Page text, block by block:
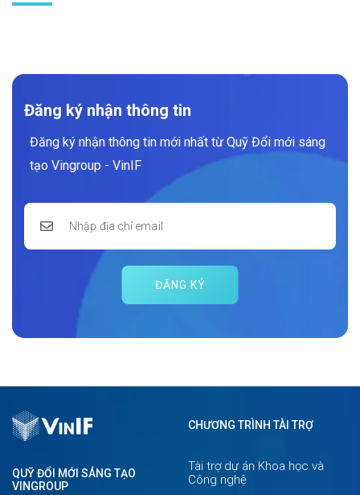
Đăng ký nhận thông tin
Đăng ký nhận thông tin mới nhất từ Quỹ Đổi mới sáng
tạo Vingroup - VinIF
ĐĂNG KÝ
QUỸ ĐỔI MỚI SÁNG TẠO
VINGROUP
CHƯƠNG TRÌNH TÀI TRỢ
Tài trợ dự án Khoa học và
Công nghệ